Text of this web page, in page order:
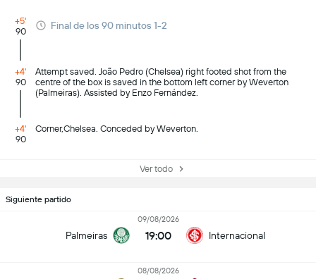
+5'
90
Final de los 90 minutos 1-2
+4'
90
Attempt saved. João Pedro (Chelsea) right footed shot from the
centre of the box is saved in the bottom left corner by Weverton
(Palmeiras). Assisted by Enzo Fernández.
+4'
90
Corner,Chelsea. Conceded by Weverton.
Ver todo
Siguiente partido
Palmeiras
09/08/2026
19:00 Internacional
08/08/2026